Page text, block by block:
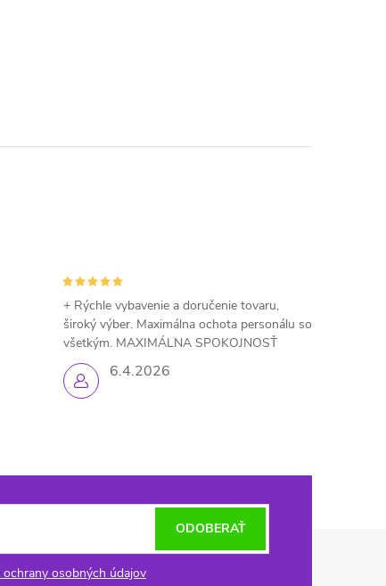
6.4.2026
+ Rýchle vybavenie a doručenie tovaru,
široký výber. Maximálna ochota personálu so
všetkým. MAXIMÁLNA SPOKOJNOSŤ
ochrany osobných údajov
ODOBERAŤ